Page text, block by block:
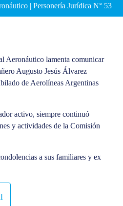
| Personería Jurídica N° 53
Aeronáutico lamenta comunicar
Augusto Jesús Álvarez
de Aerolíneas Argentinas
activo, siempre continuó
y actividades de la Comisión
a sus familiares y ex